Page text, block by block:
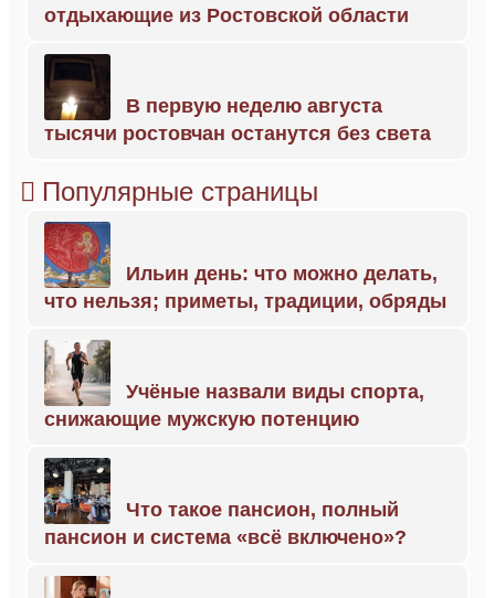
отдыхающие из Ростовской области
В первую неделю августа
тысячи ростовчан останутся без света
Популярные страницы
Ильин день: что можно делать,
что нельзя; приметы, традиции, обряды
Учёные назвали виды спорта,
снижающие мужскую потенцию
Что такое пансион, полный
пансион и система «всё включено»?